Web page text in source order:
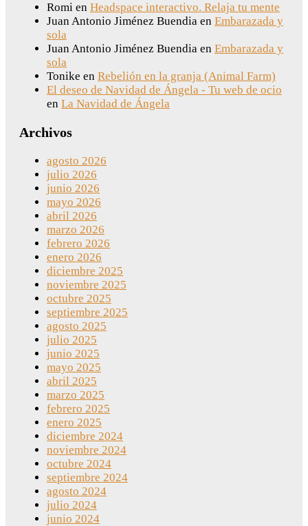
Romi en Headspace interactivo. Relaja tu mente
Juan Antonio Jiménez Buendia en Embarazada y
sola
Juan Antonio Jiménez Buendia en Embarazada y
sola
Tonike en Rebelión en la granja (Animal Farm)
El deseo de Navidad de Ángela - Tu web de ocio
en La Navidad de Ángela
Archivos
agosto 2026
julio 2026
junio 2026
mayo 2026
abril 2026
marzo 2026
febrero 2026
enero 2026
diciembre 2025
noviembre 2025
octubre 2025
septiembre 2025
agosto 2025
julio 2025
junio 2025
mayo 2025
abril 2025
marzo 2025
febrero 2025
enero 2025
diciembre 2024
noviembre 2024
octubre 2024
septiembre 2024
agosto 2024
julio 2024
junio 2024